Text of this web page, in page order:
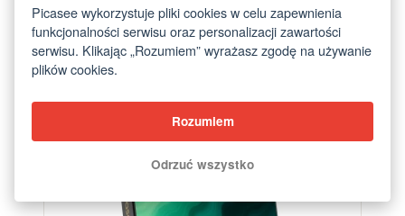
Powerbank z MagSafe 5 000 mAh Szary - Green
Picasee wykorzystuje pliki cookies w celu zapewnienia
funkcjonalności serwisu oraz personalizacji zawartości
serwisu. Klikając „Rozumiem” wyrażasz zgodę na używanie
plików cookies.
Rozumiem
Odrzuć wszystko